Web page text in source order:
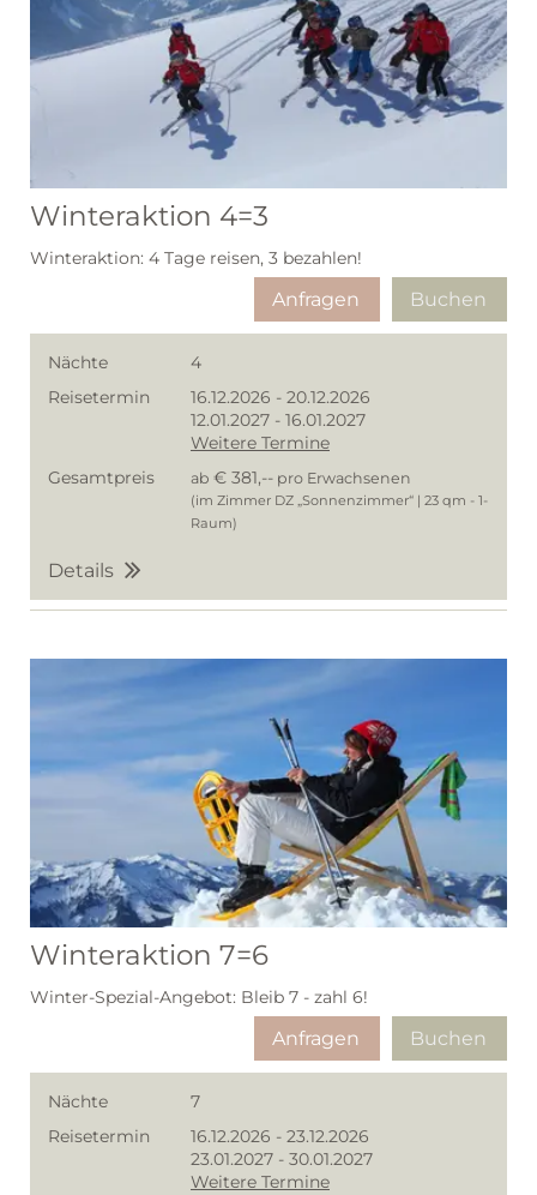
Winteraktion 4=3
Winteraktion: 4 Tage reisen, 3 bezahlen!
Buchen
Anfragen
Nächte
4
Reisetermin
16.12.2026 - 20.12.2026
12.01.2027 - 16.01.2027
Weitere Termine
Gesamtpreis
ab € 381,-- pro Erwachsenen
(im Zimmer DZ „Sonnenzimmer“ | 23 qm - 1-
Raum)
Details
Winteraktion 7=6
Winter-Spezial-Angebot: Bleib 7 - zahl 6!
Buchen
Anfragen
Nächte
7
Reisetermin
16.12.2026 - 23.12.2026
23.01.2027 - 30.01.2027
Weitere Termine